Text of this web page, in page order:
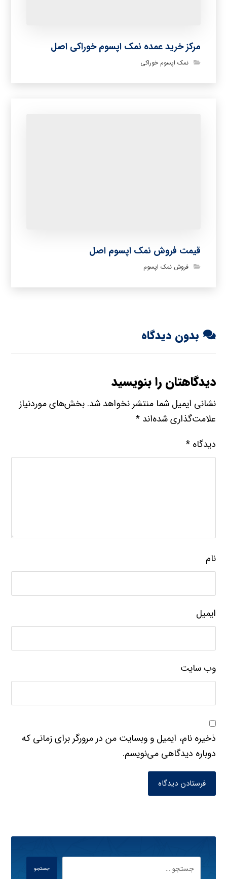
مرکز خرید عمده نمک اپسوم خوراکی اصل
نمک اپسوم خوراکی
قیمت فروش نمک اپسوم اصل
فروش نمک اپسوم
بدون دیدگاه
دیدگاهتان را بنویسید
نشانی ایمیل شما منتشر نخواهد شد. بخش‌های موردنیاز
علامت‌گذاری شده‌اند*
دیدگاه*
نام
ایمیل
وب‌ سایت
ذخیره نام، ایمیل و وبسایت من در مرورگر برای زمانی که
دوباره دیدگاهی می‌نویسم.
فرستادن دیدگاه
جستجو